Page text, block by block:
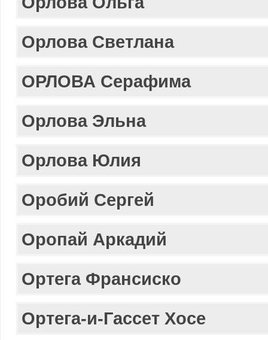
Орлова Светлана
ОРЛОВА Серафима
Орлова Эльна
Орлова Юлия
Оробий Сергей
Оропай Аркадий
Ортега Франсиско
Ортега-и-Гассет Хосе